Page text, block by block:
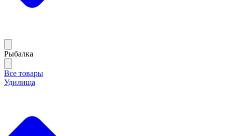
Рыбалка
Все товары
Удилища